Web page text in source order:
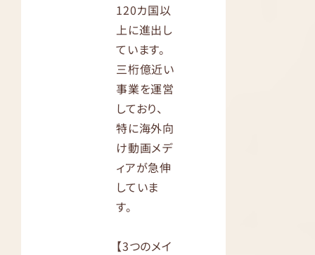
120カ国以
上に進出し
ています。
三桁億近い
事業を運営
しており、
特に海外向
け動画メデ
ィアが急伸
していま
す。
【3つのメイ